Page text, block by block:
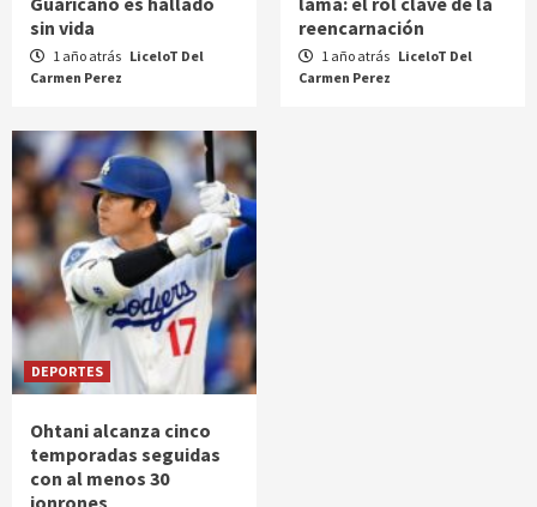
sin vida
1 año atrás LiceloT Del
Carmen Perez
reencarnación
1 año atrás LiceloT Del
Carmen Perez
DEPORTES
Ohtani alcanza cinco
temporadas seguidas
con al menos 30